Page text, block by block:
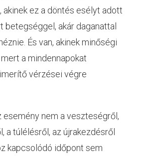
akinek ez a döntés esélyt adott
betegséggel, akár daganattal
És van, akinek minőségi
a mindennapokat
vérzései végre
esemény nem a veszteségről,
a túlélésről, az újrakezdésről
kapcsolódó időpont sem